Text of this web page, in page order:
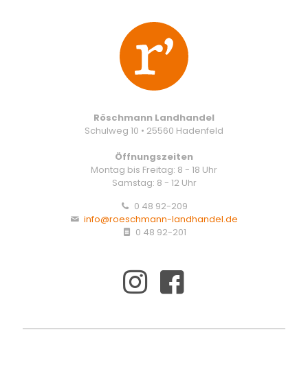
Röschmann Landhandel
Schulweg 10 • 25560 Hadenfeld
Öffnungszeiten
Montag bis Freitag: 8 - 18 Uhr
Samstag: 8 - 12 Uhr
0 48 92-209
info@roeschmann-landhandel.de
0 48 92-201